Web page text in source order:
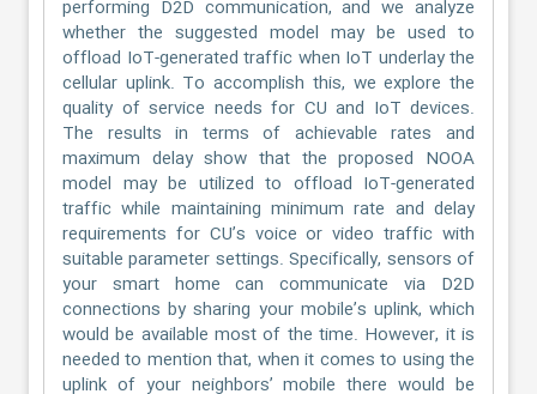
performing D2D communication, and we analyze
whether the suggested model may be used to
offload IoT-generated traffic when IoT underlay the
cellular uplink. To accomplish this, we explore the
quality of service needs for CU and IoT devices.
The results in terms of achievable rates and
maximum delay show that the proposed NOOA
model may be utilized to offload IoT-generated
traffic while maintaining minimum rate and delay
requirements for CU’s voice or video traffic with
suitable parameter settings. Specifically, sensors of
your smart home can communicate via D2D
connections by sharing your mobile’s uplink, which
would be available most of the time. However, it is
needed to mention that, when it comes to using the
uplink of your neighbors’ mobile there would be